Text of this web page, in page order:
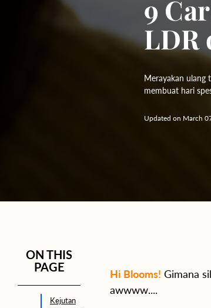
Baby's Breath
9
LDR
Merayakan ulang
membuat hari
Updated on March
ON THIS
PAGE
Kejutan
Hi Blooms! Gimana
awwww....